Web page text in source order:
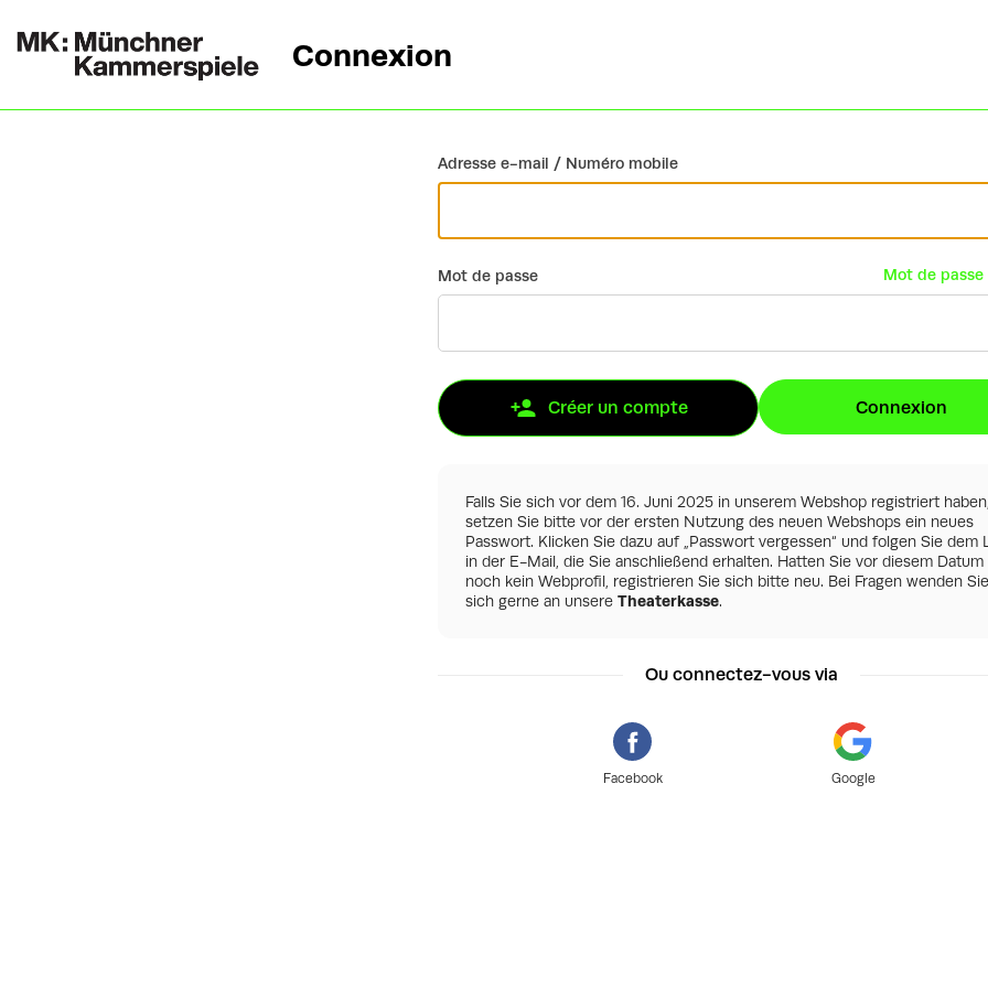
Retour
Connexion
Adresse e-mail / Numéro mobile
Mot de passe Mot de passe
Créer un compte Connexion
Falls Sie sich vor dem 16. Juni 2025 in unserem Webshop registriert haben,
setzen Sie bitte vor der ersten Nutzung des neuen Webshops ein neues
Passwort. Klicken Sie dazu auf „Passwort vergessen“ und folgen Sie dem
in der E-Mail, die Sie anschließend erhalten. Hatten Sie vor diesem Datum
noch kein Webprofil, registrieren Sie sich bitte neu. Bei Fragen wenden Sie
sich gerne an unsere Theaterkasse.
Ou connectez-vous via
Facebook Google